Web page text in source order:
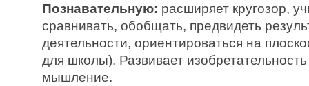
Познавательную: расширяет кругозор,
сравнивать, обобщать, предвидеть
деятельности, ориентироваться на
для школы). Развивает
мышление.